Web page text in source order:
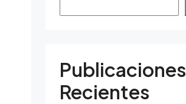
Publicaciones
Recientes